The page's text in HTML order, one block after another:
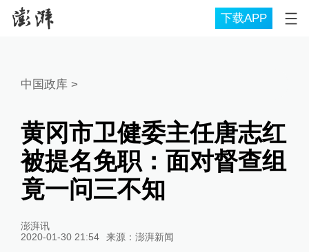
下载APP
中国政库 >
黄冈市卫健委主任唐志红
被提名免职：面对督查组
竟一问三不知
澎湃讯
2020-01-30 21:54
来源： 澎湃新闻